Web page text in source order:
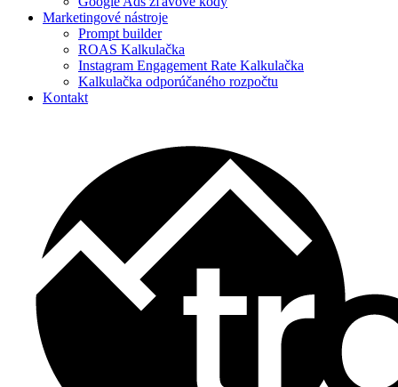
Marketingové nástroje
Prompt builder
ROAS Kalkulačka
Instagram Engagement Rate Kalkulačka
Kalkulačka odporúčaného rozpočtu
Kontakt